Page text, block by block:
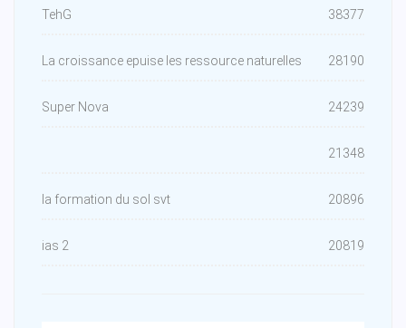
TehG 38377
La croissance epuise les ressource naturelles 28190
Super Nova 24239
21348
la formation du sol svt 20896
ias 2 20819